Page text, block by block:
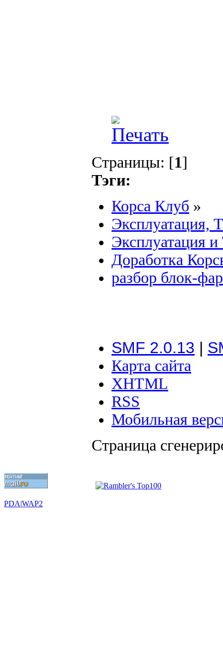
Страницы: [1]
Тэги:
Корса Клуб »
Эксплуатация,
Эксплуатация
Доработка
разбор блок-
SMF 2.0.13 |
Карта сайта
XHTML
RSS
Мобильная
Страница
PDA|WAP2